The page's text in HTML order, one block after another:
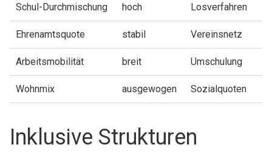
Schul-Durchmischung hoch Losverfahren
Ehrenamtsquote stabil Vereinsnetz
Arbeitsmobilität breit Umschulung
Wohnmix ausgewogen Sozialquoten
Inklusive Strukturen